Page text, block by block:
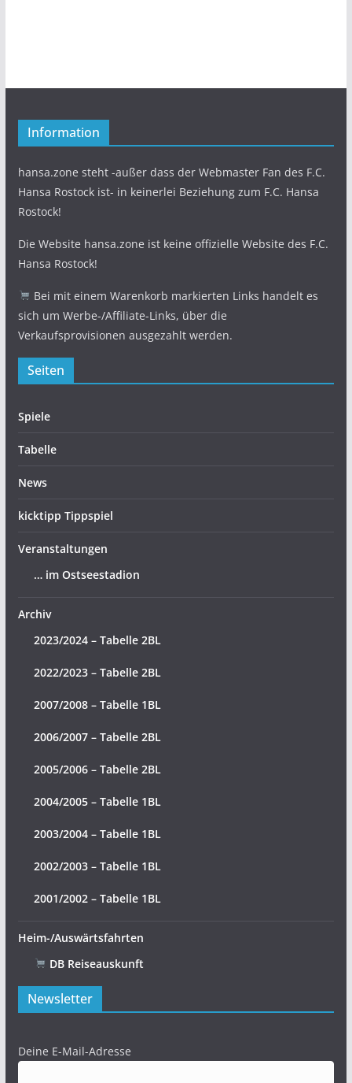
Information
hansa.zone steht -außer dass der Webmaster Fan des F.C.
Hansa Rostock ist- in keinerlei Beziehung zum F.C. Hansa
Rostock!
Die Website hansa.zone ist keine offizielle Website des F.C.
Hansa Rostock!
Bei mit einem Warenkorb markierten Links handelt es
sich um Werbe-/Affiliate-Links, über die
Verkaufsprovisionen ausgezahlt werden.
Seiten
Spiele
Tabelle
News
kicktipp Tippspiel
Veranstaltungen
… im Ostseestadion
Archiv
2023/2024 – Tabelle 2BL
2022/2023 – Tabelle 2BL
2007/2008 – Tabelle 1BL
2006/2007 – Tabelle 2BL
2005/2006 – Tabelle 2BL
2004/2005 – Tabelle 1BL
2003/2004 – Tabelle 1BL
2002/2003 – Tabelle 1BL
2001/2002 – Tabelle 1BL
Heim-/Auswärtsfahrten
DB Reiseauskunft
Newsletter
Deine E-Mail-Adresse